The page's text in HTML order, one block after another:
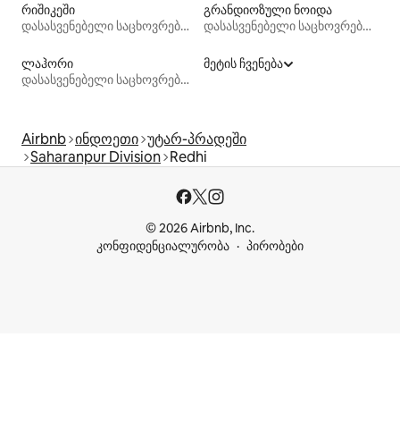
რიშიკეში
დასასვენებელი საცხოვრებლები
გრანდიოზული ნოიდა
დასასვენებელი საცხოვრებლები
ლაჰორი
დასასვენებელი საცხოვრებლები
მეტის ჩვენება
Airbnb ინდოეთი უტარ-პრადეში
Saharanpur Division Redhi
© 2026 Airbnb, Inc.
კონფიდენციალურობა
პირობები